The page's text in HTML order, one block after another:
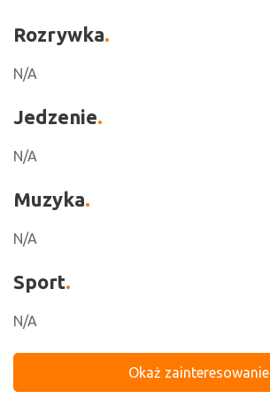
Rozrywka
N/A
Jedzenie
N/A
Muzyka
N/A
Sport
N/A
Okaż zainteresowanie